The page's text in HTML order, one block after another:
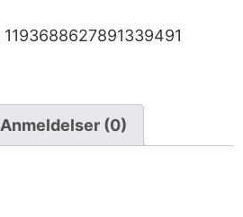
1193688627891339491
Anmeldelser (0)